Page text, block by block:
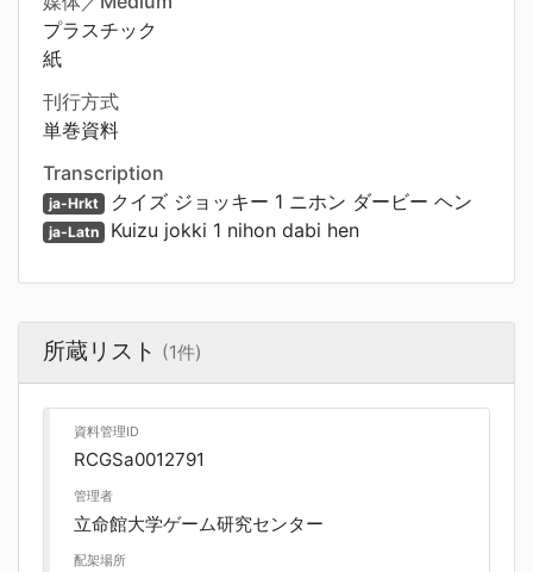
プラスチック
紙
刊行方式
単巻資料
Transcription
ja-Hrkt クイズ ジョッキー 1 ニホン ダービー ヘン
ja-Latn Kuizu jokki 1 nihon dabi hen
所蔵リスト (1件)
資料管理ID
RCGSa0012791
管理者
立命館大学ゲーム研究センター
配架場所